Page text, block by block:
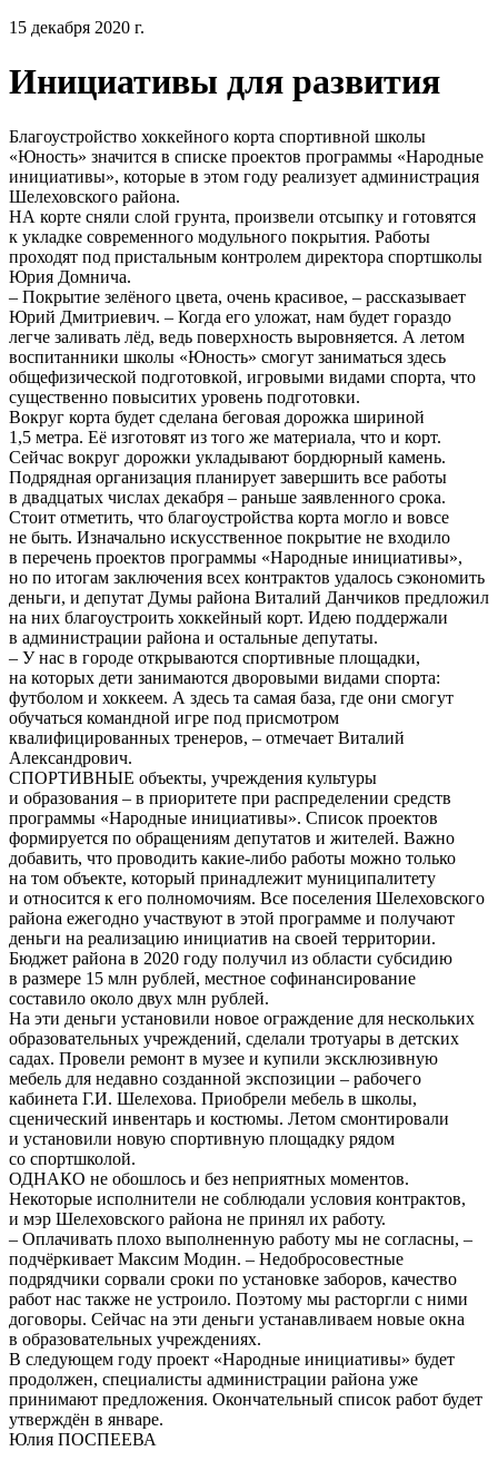
15 декабря 2020 г.
Инициативы для развития
Благоустройство хоккейного корта спортивной школы
«Юность» значится в списке проектов программы «Народные
инициативы», которые в этом году реализует администрация
Шелеховского района.
НА корте сняли слой грунта, произвели отсыпку и готовятся
к укладке современного модульного покрытия. Работы
проходят под пристальным контролем директора спортшколы
Юрия Домнича.
– Покрытие зелёного цвета, очень красивое, – рассказывает
Юрий Дмитриевич. – Когда его уложат, нам будет гораздо
легче заливать лёд, ведь поверхность выровняется. А летом
воспитанники школы «Юность» смогут заниматься здесь
общефизической подготовкой, игровыми видами спорта, что
существенно повыситих уровень подготовки.
Вокруг корта будет сделана беговая дорожка шириной
1,5 метра. Её изготовят из того же материала, что и корт.
Сейчас вокруг дорожки укладывают бордюрный камень.
Подрядная организация планирует завершить все работы
в двадцатых числах декабря – раньше заявленного срока.
Стоит отметить, что благоустройства корта могло и вовсе
не быть. Изначально искусственное покрытие не входило
в перечень проектов программы «Народные инициативы»,
но по итогам заключения всех контрактов удалось сэкономить
деньги, и депутат Думы района Виталий Данчиков предложил
на них благоустроить хоккейный корт. Идею поддержали
в администрации района и остальные депутаты.
– У нас в городе открываются спортивные площадки,
на которых дети занимаются дворовыми видами спорта:
футболом и хоккеем. А здесь та самая база, где они смогут
обучаться командной игре под присмотром
квалифицированных тренеров, – отмечает Виталий
Александрович.
СПОРТИВНЫЕ объекты, учреждения культуры
и образования – в приоритете при распределении средств
программы «Народные инициативы». Список проектов
формируется по обращениям депутатов и жителей. Важно
добавить, что проводить какие-либо работы можно только
на том объекте, который принадлежит муниципалитету
и относится к его полномочиям. Все поселения Шелеховского
района ежегодно участвуют в этой программе и получают
деньги на реализацию инициатив на своей территории.
Бюджет района в 2020 году получил из области субсидию
в размере 15 млн рублей, местное софинансирование
составило около двух млн рублей.
На эти деньги установили новое ограждение для нескольких
образовательных учреждений, сделали тротуары в детских
садах. Провели ремонт в музее и купили эксклюзивную
мебель для недавно созданной экспозиции – рабочего
кабинета Г.И. Шелехова. Приобрели мебель в школы,
сценический инвентарь и костюмы. Летом смонтировали
и установили новую спортивную площадку рядом
со спортшколой.
ОДНАКО не обошлось и без неприятных моментов.
Некоторые исполнители не соблюдали условия контрактов,
и мэр Шелеховского района не принял их работу.
– Оплачивать плохо выполненную работу мы не согласны, –
подчёркивает Максим Модин. – Недобросовестные
подрядчики сорвали сроки по установке заборов, качество
работ нас также не устроило. Поэтому мы расторгли с ними
договоры. Сейчас на эти деньги устанавливаем новые окна
в образовательных учреждениях.
В следующем году проект «Народные инициативы» будет
продолжен, специалисты администрации района уже
принимают предложения. Окончательный список работ будет
утверждён в январе.
Юлия ПОСПЕЕВА